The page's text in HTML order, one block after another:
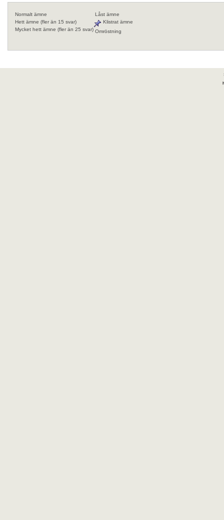
Normalt ämne
Hett ämne (fler än 15 svar)
Mycket hett ämne (fler än 25 svar)
Låst ämne
Klistrat ämne
Omröstning